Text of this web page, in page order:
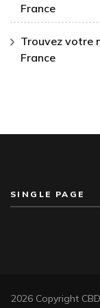
France
Trouvez votre
France
SINGLE PAGE
2026 Copyright